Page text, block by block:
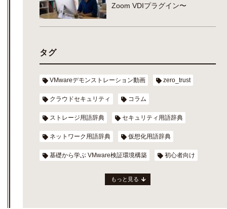
Zoom VDIプラグイン〜
タグ
VMwareデモンストレーション動画 zero_trust
クラウドセキュリティ コラム
ストレージ用語辞典 セキュリティ用語辞典
ネットワーク用語辞典 仮想化用語辞典
基礎から学ぶ VMware検証環境構築 初心者向け
もっと見る